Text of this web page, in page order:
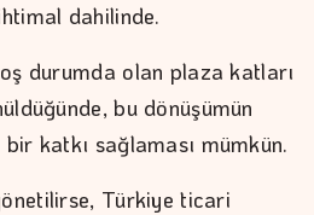
dahilinde.
durumda olan plaza katları
bu dönüşümün
katkı sağlaması mümkün.
Türkiye ticari